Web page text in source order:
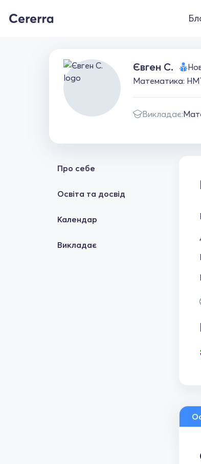
Євген С.
Математика: НМТ
Викладає:
Про себе
Освіта та досвід
Календар
Викладає